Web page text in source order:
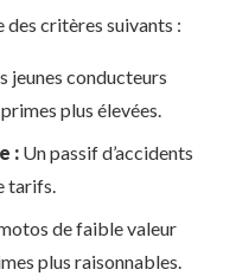
des critères suivants :
jeunes conducteurs
plus élevées.
:Un passif d’accidents
tarifs.
de faible valeur
plus raisonnables.